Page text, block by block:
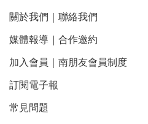
關於我們 聯絡我們
媒體報導 合作邀約
加入會員｜南朋友會員制度
訂閱電子報
常見問題